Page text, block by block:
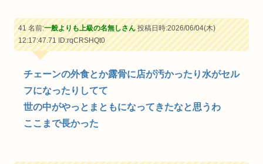
41 名前:一般よりも上級の名無しさん投稿日時:2026/06/04(木)
12:17:47.71ID:rqCRSHQt0
チェーンの外食とか露骨に店が汚かったり水がセル
フになったりしてて
世の中がやっとまともになってきたなと思うわ
ここまで長かった